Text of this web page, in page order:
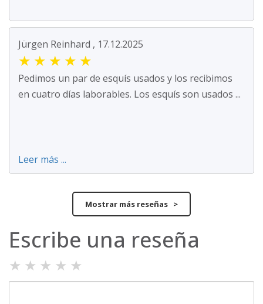
Jürgen Reinhard , 17.12.2025
★ ★ ★ ★ ★
Pedimos un par de esquís usados y los recibimos
en cuatro días laborables. Los esquís son usados ...
Leer más ...
Mostrar más reseñas >
Escribe una reseña
★ ★ ★ ★ ★